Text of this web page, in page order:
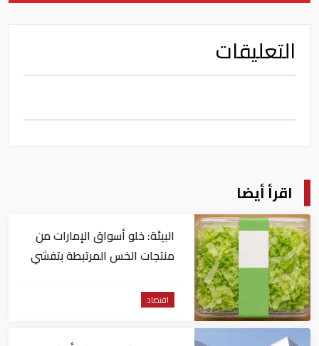
التعليقات
اقرأ أيضا
البيئة: خلو أسواق الإمارات من
منتجات الخس المرتبطة بتفشي
اقتصاد